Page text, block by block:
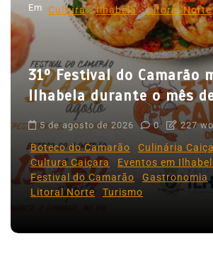
p
o
t
Em Cultura Ilhabela Litoral Norte
31º Festival do Camarão
Ilhabela durante o mês
5 de agosto de 2026 0 227
Boteco do Camarão
Culinária
Cultura Caiçara
Eventos em
Festival do Camarão
Gastronomia
Litoral Norte
Turismo